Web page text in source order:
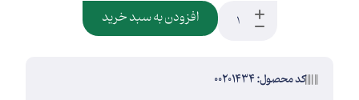
افزودن به سبد خرید
کد محصول: 00201434